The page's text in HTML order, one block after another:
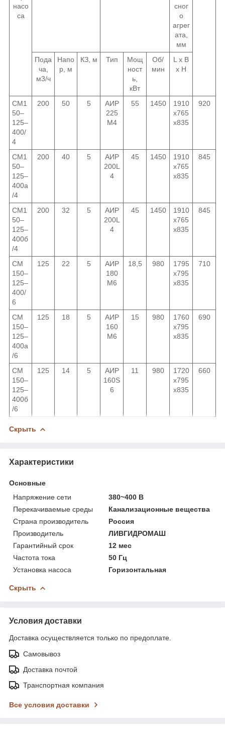
насо
са
сног
о
агрег
ата,
мм
Пода
ча,
м3/ч
Напо
р, м
КЗ, м Тип
Мощ
ност
ь,
кВт
Об/
мин
L х B
х H
СМ1
50–
125–
400/
4
200 50 5
АИР
225
M4
55 1450
1910
х765
х835
920
СМ1
50–
125–
400а
/4
200 40 5
АИР
200L
4
45 1450
1910
х765
х835
845
СМ1
50–
125–
400б
/4
200 32 5
АИР
200L
4
45 1450
1910
х765
х835
845
СМ
150–
125–
400/
6
125 22 5
АИР
180
M6
18,5 980
1795
х795
х835
710
СМ
150–
125–
400а
/6
125 18 5
АИР
160
M6
15 980
1760
х795
х835
690
СМ
150–
125–
400б
/6
125 14 5
АИР
160S
6
11 980
1720
х795
х835
660
Скрыть
Характеристики
Основные
Напряжение сети
380~400 В
Перекачиваемые среды
Канализационные вещества
Страна производитель
Россия
Производитель
ЛИВГИДРОМАШ
Гарантийный срок
12 мес
Частота тока
50 Гц
Установка насоса
Горизонтальная
Скрыть
Условия доставки
Доставка осуществляется только по предоплате.
Самовывоз
Доставка почтой
Транспортная компания
Все условия доставки